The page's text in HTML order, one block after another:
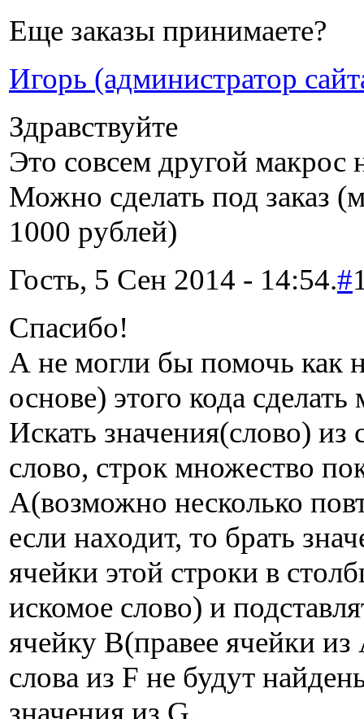
Еще заказы принимаете?
Игорь (администратор
Здравствуйте
Это совсем другой макрос
Можно сделать под заказ
1000 рублей)
Гость, 5 Сен 2014 - 14:54.#
Спасибо!
А не могли бы помочь как
основе) этого кода сделать
Искать значения(слово)
слово, строк множество
A(возможно несколько
если находит, то брать
ячейки этой строки в
искомое слово) и
ячейку B(правее ячейки
слова из F не будут
значения из G.